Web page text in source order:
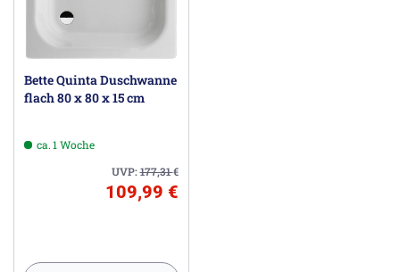
Bette Quinta Duschwanne
flach 80 x 80 x 15 cm
ca. 1 Woche
UVP:177,31€
109,99 €